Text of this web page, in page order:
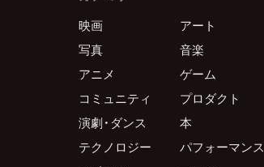
映画
アート
写真
音楽
アニメ
ゲーム
コミュニティ
プロダクト
演劇・ダンス
本
テクノロジー
パフォーマンス